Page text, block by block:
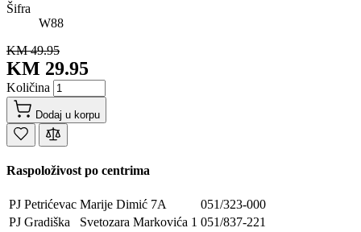
Šifra
W88
KM 49.95
KM 29.95
Količina
Dodaj u korpu
Raspoloživost po centrima
PJ Petrićevac Marije Dimić 7A
051/323-000
PJ Gradiška
Svetozara Markovića 1 051/837-221